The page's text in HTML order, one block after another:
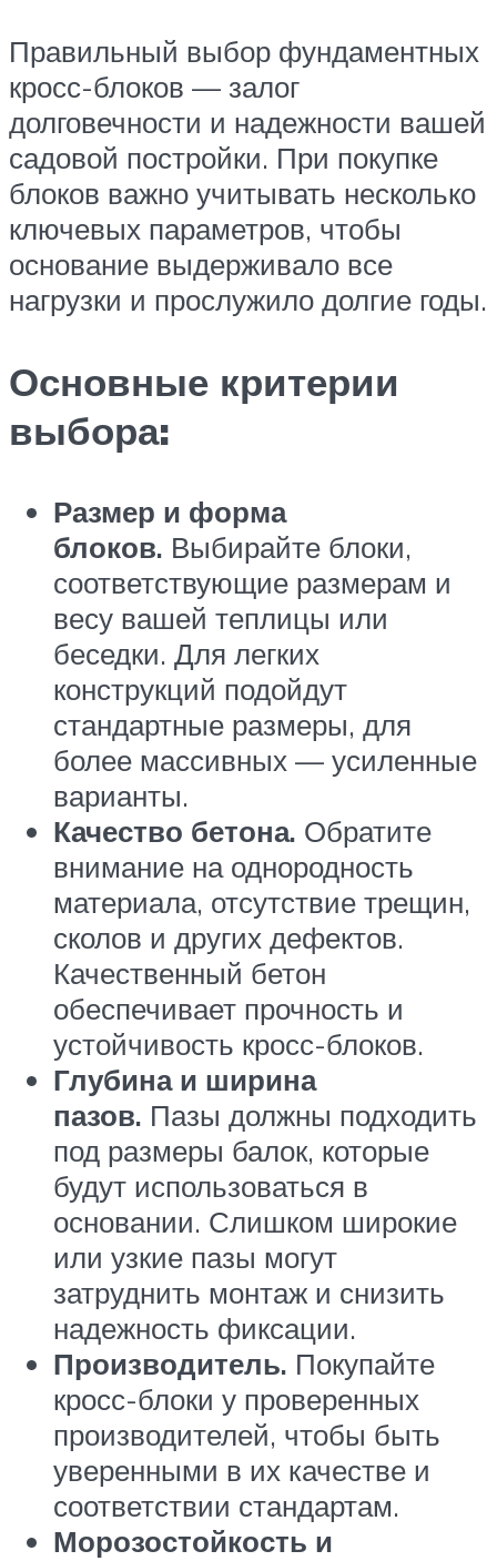
Правильный выбор фундаментных
кросс-блоков — залог
долговечности и надежности вашей
садовой постройки. При покупке
блоков важно учитывать несколько
ключевых параметров, чтобы
основание выдерживало все
нагрузки и прослужило долгие годы.
Основные критерии
выбора:
Размер и форма
блоков. Выбирайте блоки,
соответствующие размерам и
весу вашей теплицы или
беседки. Для легких
конструкций подойдут
стандартные размеры, для
более массивных — усиленные
варианты.
Качество бетона. Обратите
внимание на однородность
материала, отсутствие трещин,
сколов и других дефектов.
Качественный бетон
обеспечивает прочность и
устойчивость кросс-блоков.
Глубина и ширина
пазов. Пазы должны подходить
под размеры балок, которые
будут использоваться в
основании. Слишком широкие
или узкие пазы могут
затруднить монтаж и снизить
надежность фиксации.
Производитель. Покупайте
кросс-блоки у проверенных
производителей, чтобы быть
уверенными в их качестве и
соответствии стандартам.
Морозостойкость и